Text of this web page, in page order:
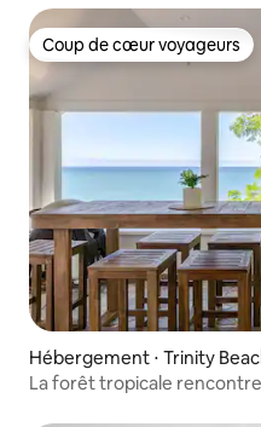
Coup de cœur voyageurs
Coup de cœur voyageurs
Hébergement ⋅ Trinity
La forêt tropicale